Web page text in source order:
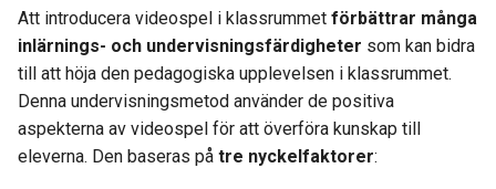
Att introducera videospel i klassrummet förbättrar många
inlärnings- och undervisningsfärdigheter som kan bidra
till att höja den pedagogiska upplevelsen i klassrummet.
Denna undervisningsmetod använder de positiva
aspekterna av videospel för att överföra kunskap till
eleverna. Den baseras på tre nyckelfaktorer: